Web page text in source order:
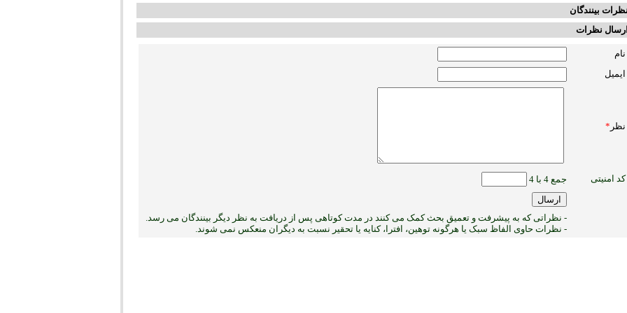
بینندگان
نظرات
نام
ایمیل
نظر *
کد امنیتی جمع 4 با 4
- نظراتی که به پیشرفت و تعمیق بحث کمک می کنند در مدت کوتاهی پس از دریافت به نظر دیگر بینندگان می رسد.
- نظرات حاوی الفاظ سبک یا هرگونه توهین، افترا، کنایه یا تحقیر نسبت به دیگران منعکس نمی ‏شوند.